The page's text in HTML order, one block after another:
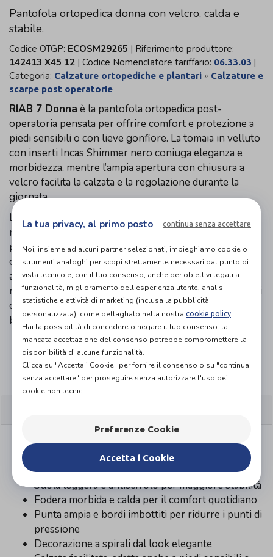
Pantofola ortopedica donna con velcro, calda e
stabile.
Codice OTGP: ECOSM29265 | Riferimento produttore:
142413 X45 12 | Codice Nomenclatore tariffario: 06.33.03 |
Categoria: Calzature ortopediche e plantari » Calzature e
scarpe post operatorie
RIAB 7 Donna è la pantofola ortopedica post-
operatoria pensata per offrire comfort e protezione a
piedi sensibili o con lieve gonfiore. La tomaia in velluto
con inserti Incas Shimmer nero coniuga eleganza e
morbidezza, mentre l’ampia apertura con chiusura a
velcro facilita la calzata e la regolazione durante la
giornata.
La suola leggera e antiscivolo assicura stabilità e
resistenza all’uso domestico, con un supporto
paragonabile a quello di una scarpa, senza rinunciare al
calore e alla comodità di una pantofola. La decorazione
a spirali aggiunge un tocco raffinato. Disponibile nelle
misure 35–41. Ideale per persone anziane e per periodi
di convalescenza, grazie alla punta confortevole e ai
bordi imbottiti che riducono i punti di pressione.
Organizza prova in negozio
Tomaia in velluto con inserti Incas Shimmer nero
Ampia apertura con chiusura a strappo (velcro)
regolabile
Suola leggera e antiscivolo per maggiore stabilità
Fodera morbida e calda per il comfort quotidiano
Punta ampia e bordi imbottiti per ridurre i punti di
pressione
Decorazione a spirali dal look elegante
La tua privacy, al primo posto continua senza accettare
Noi, insieme ad alcuni partner selezionati, impieghiamo cookie o
strumenti analoghi per scopi strettamente necessari dal punto di
vista tecnico e, con il tuo consenso, anche per obiettivi legati a
funzionalità, miglioramento dell'esperienza utente, analisi
statistiche e attività di marketing (inclusa la pubblicità
personalizzata), come dettagliato nella nostra cookie policy.
Hai la possibilità di concedere o negare il tuo consenso: la
mancata accettazione del consenso potrebbe compromettere la
disponibilità di alcune funzionalità.
Clicca su "Accetta i Cookie" per fornire il consenso o su "continua
senza accettare" per proseguire senza autorizzare l'uso dei
cookie non tecnici.
Preferenze Cookie
Accetta i Cookie